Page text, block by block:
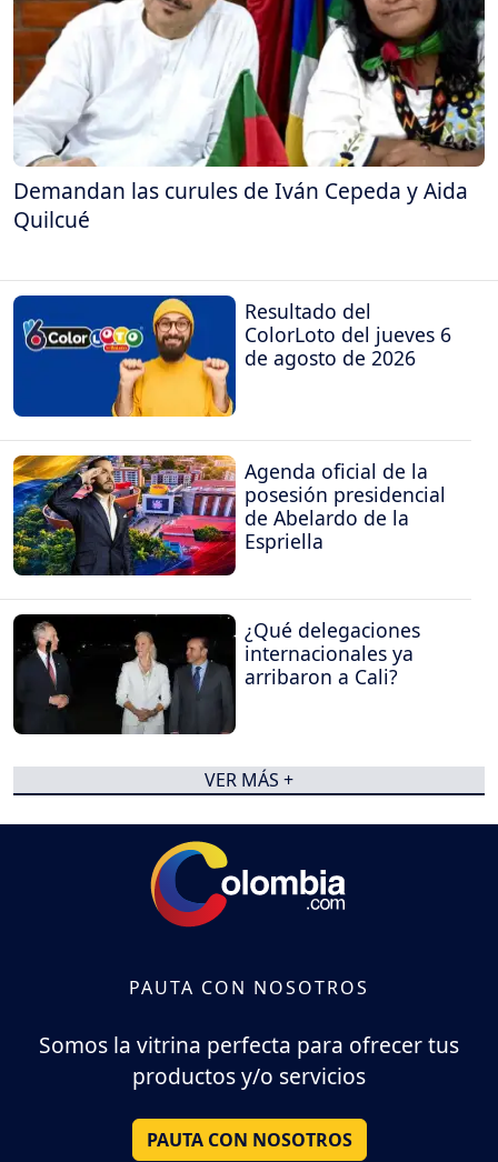
Demandan las curules de Iván Cepeda y Aida
Quilcué
Resultado del
ColorLoto del jueves 6
de agosto de 2026
Agenda oficial de la
posesión presidencial
de Abelardo de la
Espriella
¿Qué delegaciones
internacionales ya
arribaron a Cali?
VER MÁS +
PAUTA CON NOSOTROS
Somos la vitrina perfecta para ofrecer tus
productos y/o servicios
PAUTA CON NOSOTROS